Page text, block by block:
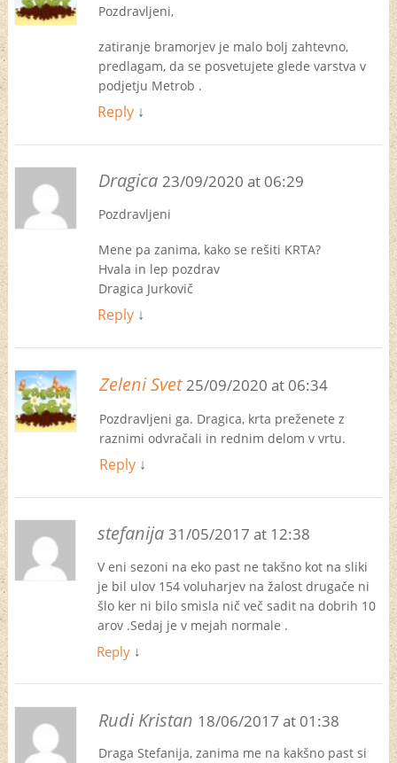
Pozdravljeni,
zatiranje bramorjev je malo bolj zahtevno,
predlagam, da se posvetujete glede varstva v
podjetju Metrob .
Reply ↓
Dragica23/09/2020 at 06:29
Pozdravljeni
Mene pa zanima, kako se rešiti KRTA?
Hvala in lep pozdrav
Dragica Jurkovič
Reply ↓
Zeleni Svet 25/09/2020 at 06:34
Pozdravljeni ga. Dragica, krta preženete z
raznimi odvračali in rednim delom v vrtu.
Reply ↓
stefanija31/05/2017 at 12:38
V eni sezoni na eko past ne takšno kot na sliki
je bil ulov 154 voluharjev na žalost drugače ni
šlo ker ni bilo smisla nič več sadit na dobrih 10
arov .Sedaj je v mejah normale .
Reply ↓
Rudi Kristan 18/06/2017 at 01:38
Draga Stefanija, zanima me na kakšno past si